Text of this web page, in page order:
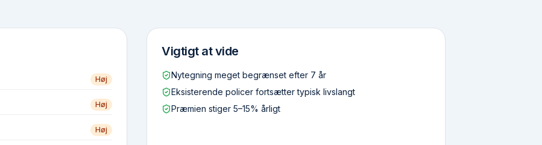
Høj
Høj
Høj
Vigtigt at vide
Nytegning meget begrænset efter 7 år
Eksisterende policer fortsætter typisk livslangt
Præmien stiger 5–15% årligt